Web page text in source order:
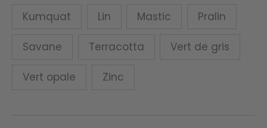
Kumquat Lin Mastic Pralin
Savane Terracotta Vert de gris
Vert opale Zinc